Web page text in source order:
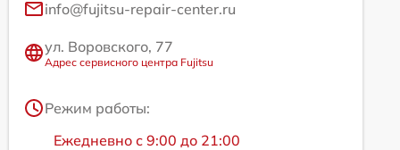
info@fujitsu-repair-center.ru
ул. Воровского, 77
Адрес сервисного центра Fujitsu
Режим работы:
Ежедневно с 9:00 до 21:00